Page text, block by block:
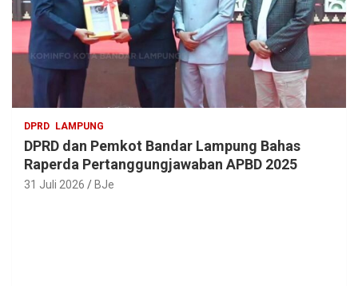
DPRD LAMPUNG
DPRD dan Pemkot Bandar Lampung Bahas
Raperda Pertanggungjawaban APBD 2025
31 Juli 2026 BJe